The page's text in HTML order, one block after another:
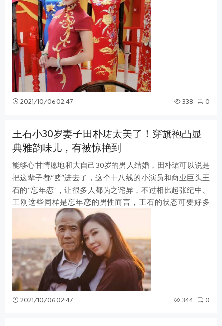
2021/10/06 02:47 338 0
王石小30岁妻子田朴珺太美了！穿旗袍凸显
典雅韵味儿，有被惊艳到
能够心甘情愿地和大自己30岁的男人结婚，田朴珺可以说是
把这辈子都“赌”进去了，这个十八线的小演员和商业巨头王
石的“忘年恋”，让很多人都为之诧异，不过相比起张纪中、
王刚这些同样是忘年恋的男性而言，王石的状态可要好多
了，经常锻炼的他，不管是从身材
2021/10/06 02:47 344 0